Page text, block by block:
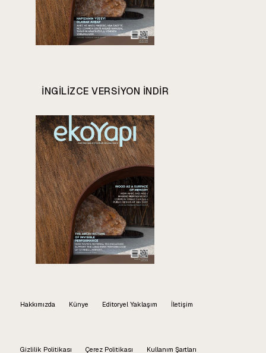
INGILIZCE VERSIYON INDIR
Hakkımızda Künye Editoryel Yaklaşım İletişim
Gizlilik Politikası Çerez Politikası Kullanım Şartları